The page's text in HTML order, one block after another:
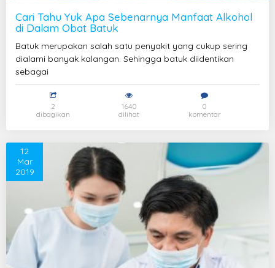
Cari Tahu Yuk Apa Sebenarnya Manfaat Alkohol
di Dalam Obat Batuk
Batuk merupakan salah satu penyakit yang cukup sering
dialami banyak kalangan. Sehingga batuk diidentikan
sebagai
2
dibagikan
1640
dilihat
0
komentar
12
Mar
2019